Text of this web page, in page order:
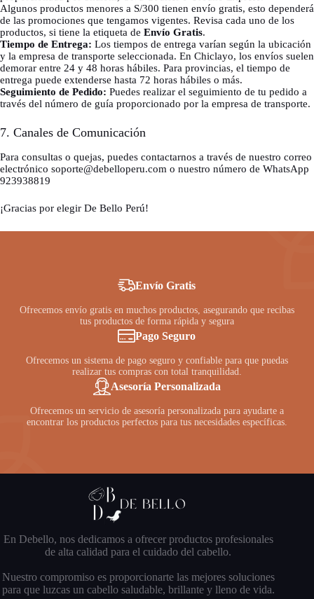
Algunos productos menores a S/300 tienen envío gratis, esto dependerá
de las promociones que tengamos vigentes. Revisa cada uno de los
productos, si tiene la etiqueta de Envío Gratis.
Tiempo de Entrega: Los tiempos de entrega varían según la ubicación
y la empresa de transporte seleccionada. En Chiclayo, los envíos suelen
demorar entre 24 y 48 horas hábiles. Para provincias, el tiempo de
entrega puede extenderse hasta 72 horas hábiles o más.
Seguimiento de Pedido: Puedes realizar el seguimiento de tu pedido a
través del número de guía proporcionado por la empresa de transporte.
7. Canales de Comunicación
Para consultas o quejas, puedes contactarnos a través de nuestro correo
electrónico soporte@debelloperu.com o nuestro número de WhatsApp
923938819
¡Gracias por elegir De Bello Perú!
Envío Gratis
Ofrecemos envío gratis en muchos productos, asegurando que recibas
tus productos de forma rápida y segura
Pago Seguro
Ofrecemos un sistema de pago seguro y confiable para que puedas
realizar tus compras con total tranquilidad.
Asesoría Personalizada
Ofrecemos un servicio de asesoría personalizada para ayudarte a
encontrar los productos perfectos para tus necesidades específicas.
En Debello, nos dedicamos a ofrecer productos profesionales
de alta calidad para el cuidado del cabello.
Nuestro compromiso es proporcionarte las mejores soluciones
para que luzcas un cabello saludable, brillante y lleno de vida.